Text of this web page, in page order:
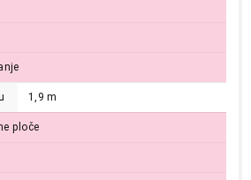
1,9 m
ploče